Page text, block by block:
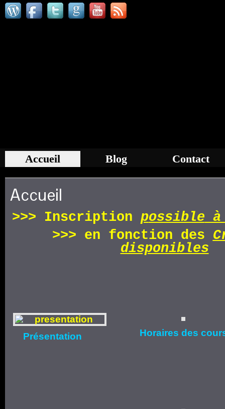
Accueil Blog Contact
Accueil
>>> Inscription possible à
>>> en fonction des
disponibles
Présentation Horaires des